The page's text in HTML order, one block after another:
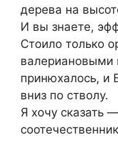
дерева на
И вы знаете,
Стоило только
валериановыми
принюхалось,
вниз по стволу.
Я хочу сказать